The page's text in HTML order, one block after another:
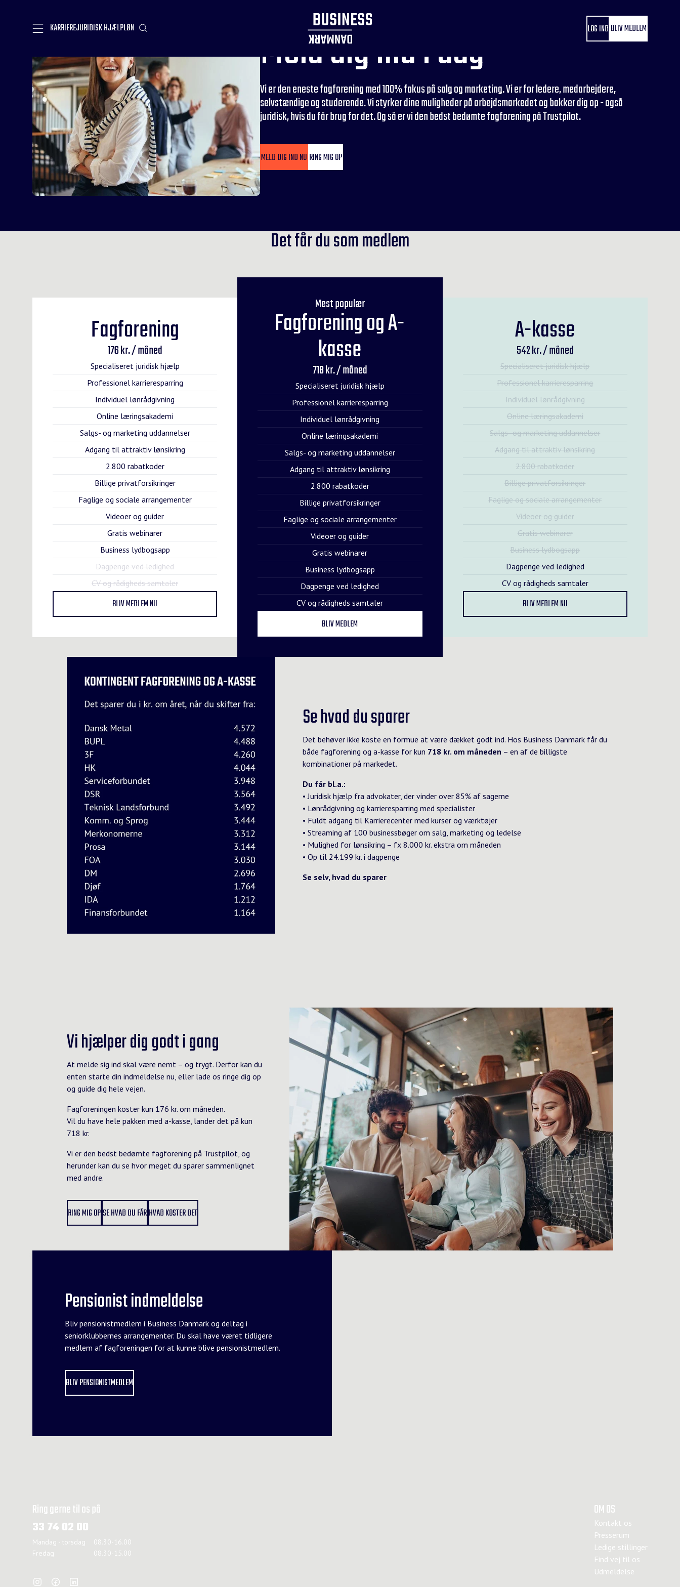
KARRIEREJURIDISK HJÆLPLØN LOG IND BLIV MEDLEM
Meld dig ind i dag
Vi er den eneste fagforening med 100% fokus på salg og marketing. Vi er for ledere, medarbejdere,
selvstændige og studerende. Vi styrker dine muligheder på arbejdsmarkedet og bakker dig op - også
juridisk, hvis du får brug for det. Og så er vi den bedst bedømte fagforening på Trustpilot.
MELD DIG IND NU RING MIG OP
Det får du som medlem
Fagforening
176 kr. / måned
Specialiseret juridisk hjælp
Professionel karrieresparring
Individuel lønrådgivning
Online læringsakademi
Salgs- og marketing uddannelser
Adgang til attraktiv lønsikring
2.800 rabatkoder
Billige privatforsikringer
Faglige og sociale arrangementer
Videoer og guider
Gratis webinarer
Business lydbogsapp
Dagpenge ved ledighed
CV og rådigheds samtaler
BLIV MEDLEM NU
Mest populær
Fagforening og A-
kasse
718 kr. / måned
Specialiseret juridisk hjælp
Professionel karrieresparring
Individuel lønrådgivning
Online læringsakademi
Salgs- og marketing uddannelser
Adgang til attraktiv lønsikring
2.800 rabatkoder
Billige privatforsikringer
Faglige og sociale arrangementer
Videoer og guider
Gratis webinarer
Business lydbogsapp
Dagpenge ved ledighed
CV og rådigheds samtaler
BLIV MEDLEM
A-kasse
542 kr. / måned
Specialiseret juridisk hjælp
Professionel karrieresparring
Individuel lønrådgivning
Online læringsakademi
Salgs- og marketing uddannelser
Adgang til attraktiv lønsikring
2.800 rabatkoder
Billige privatforsikringer
Faglige og sociale arrangementer
Videoer og guider
Gratis webinarer
Business lydbogsapp
Dagpenge ved ledighed
CV og rådigheds samtaler
BLIV MEDLEM NU
Se hvad du sparer
Det behøver ikke koste en formue at være dækket godt ind. Hos Business Danmark får du
både fagforening og a-kasse for kun 718 kr. om måneden – en af de billigste
kombinationer på markedet.
Du får bl.a.:
• Juridisk hjælp fra advokater, der vinder over 85% af sagerne
• Lønrådgivning og karrieresparring med specialister
• Fuldt adgang til Karrierecenter med kurser og værktøjer
• Streaming af 100 businessbøger om salg, marketing og ledelse
• Mulighed for lønsikring – fx 8.000 kr. ekstra om måneden
• Op til 24.199 kr. i dagpenge
Se selv, hvad du sparer
Vi hjælper dig godt i gang
At melde sig ind skal være nemt – og trygt. Derfor kan du
enten starte din indmeldelse nu, eller lade os ringe dig op
og guide dig hele vejen.
Fagforeningen koster kun 176 kr. om måneden.
Vil du have hele pakken med a-kasse, lander det på kun
718 kr.
Vi er den bedst bedømte fagforening på Trustpilot, og
herunder kan du se hvor meget du sparer sammenlignet
med andre.
RING MIG OPSE HVAD DU FÅRHVAD KOSTER DET
Pensionist indmeldelse
Bliv pensionistmedlem i Business Danmark og deltag i
seniorklubbernes arrangementer. Du skal have været tidligere
medlem af fagforeningen for at kunne blive pensionistmedlem.
BLIV PENSIONISTMEDLEM
Ring gerne til os på
33 74 02 00
Mandag - torsdag
08.30-16.00
Fredag
08.30-15.00
OM OS
Kontakt os
Presserum
Ledige stillinger
Find vej til os
Udmeldelse